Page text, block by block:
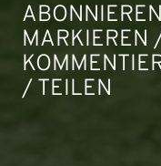
MARKIEREN
/ TEILEN